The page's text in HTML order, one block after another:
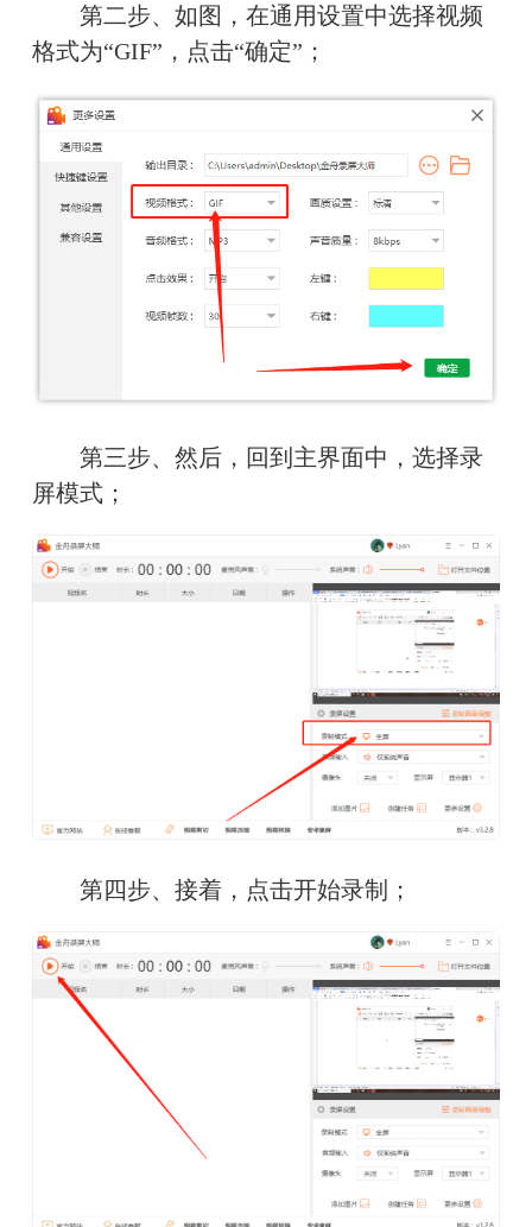
第二步、如图，在通用设置中选择视频
格式为“GIF”，点击“确定”；
第三步、然后，回到主界面中，选择录
屏模式；
第四步、接着，点击开始录制；